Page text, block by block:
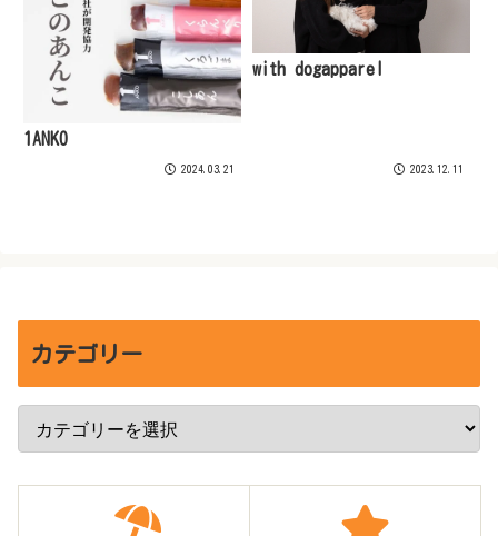
1ANKO
2024.03.21
with dogapparel
2023.12.11
カテゴリー